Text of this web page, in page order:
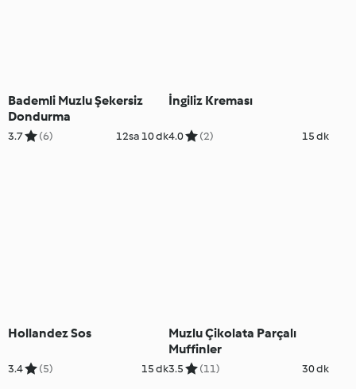
Bademli Muzlu Şekersiz
Dondurma
3.7 (6) 12sa 10 dk
İngiliz Kreması
4.0 (2) 15 dk
Hollandez Sos
3.4 (5) 15 dk
Muzlu Çikolata Parçalı
Muffinler
3.5 (11) 30 dk